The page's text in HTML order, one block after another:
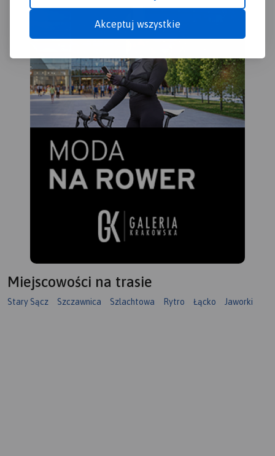
Akceptuj wszystkie
Miejscowości na trasie
Stary Sącz Szczawnica Szlachtowa Rytro Łącko Jaworki